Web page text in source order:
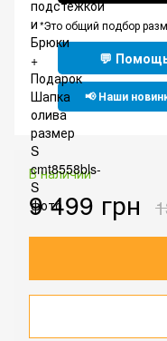
*Это общий подбор
💬
📢 Наши
В наличии
9 499 грн